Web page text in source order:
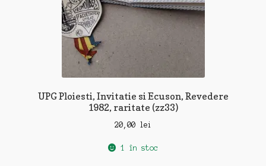
UPG Ploiesti, Invitatie si Ecuson, Revedere
1982, raritate (zz33)
20,00 lei
1 în stoc